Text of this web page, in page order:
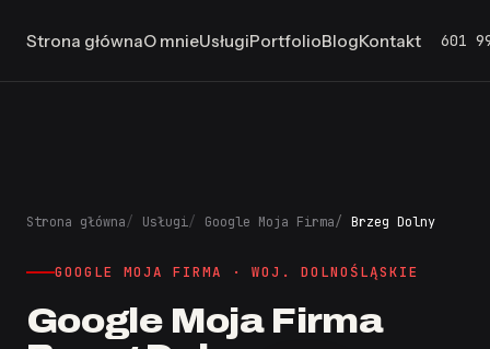
Strona głównaO mnieUsługiPortfolioBlogKontakt 601
Strona główna Usługi Google Moja Firma Brzeg Dolny
GOOGLE MOJA FIRMA · WOJ. DOLNOŚLĄSKIE
Google Moja Firma